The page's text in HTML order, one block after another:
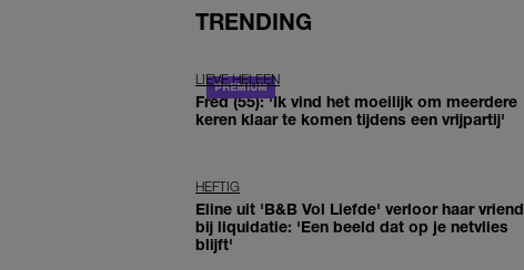
TRENDING
LIEVE HELEEN
Fred (55): 'Ik vind het moeilijk om meerdere
keren klaar te komen tijdens een vrijpartij'
HEFTIG
Eline uit 'B&B Vol Liefde' verloor haar vriend
bij liquidatie: 'Een beeld dat op je netvlies
blijft'